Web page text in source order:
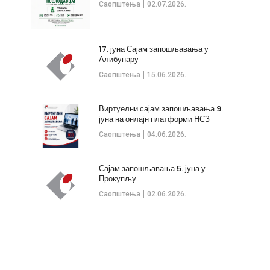
Саопштења 02.07.2026.
Саопштења 15.06.2026.
17. јуна Сајам запошљавања у
Алибунару
Саопштења 04.06.2026.
Виртуелни сајам запошљавања 9.
јуна на онлајн платформи НСЗ
Саопштења 02.06.2026.
Сајам запошљавања 5. јуна у
Прокупљу